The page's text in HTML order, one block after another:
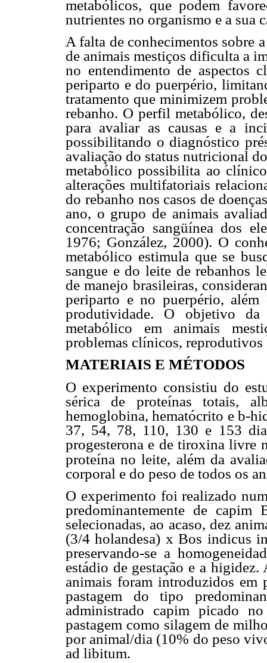
metabólicos, que podem
nutrientes no organismo e a sua
A falta de conhecimentos sobre
de animais mestiços dificulta a
no entendimento de aspectos
periparto e do puerpério,
tratamento que minimizem
rebanho. O perfil metabólico,
para avaliar as causas e a
possibilitando o diagnóstico
avaliação do status nutricional
metabólico possibilita ao
alterações multifatoriais
do rebanho nos casos de
ano, o grupo de animais
concentração sangüínea dos
1976; González, 2000). O
metabólico estimula que se
sangue e do leite de rebanhos
de manejo brasileiras,
periparto e no puerpério,
produtividade. O objetivo
metabólico em animais
problemas clínicos,
MATERIAIS E MÉTODOS
O experimento consistiu do
sérica de proteínas totais,
hemoglobina, hematócrito e b-
37, 54, 78, 110, 130 e 153
progesterona e de tiroxina livre
proteína no leite, além da
corporal e do peso de todos os
O experimento foi realizado
predominantemente de capim
selecionadas, ao acaso, dez
(3/4 holandesa) x Bos indicus
preservando-se a
estádio de gestação e a
animais foram introduzidos em
pastagem do tipo
administrado capim picado
pastagem como silagem de
por animal/dia (10% do peso
ad libitum.